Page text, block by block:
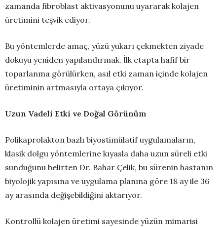
zamanda fibroblast aktivasyonunu uyararak kolajen
üretimini teşvik ediyor.
Bu yöntemlerde amaç, yüzü yukarı çekmekten ziyade
dokuyu yeniden yapılandırmak. İlk etapta hafif bir
toparlanma görülürken, asıl etki zaman içinde kolajen
üretiminin artmasıyla ortaya çıkıyor.
Uzun Vadeli Etki ve Doğal Görünüm
Polikaprolakton bazlı biyostimülatif uygulamaların,
klasik dolgu yöntemlerine kıyasla daha uzun süreli etki
sunduğunu belirten Dr. Bahar Çelik, bu sürenin hastanın
biyolojik yapısına ve uygulama planına göre 18 ay ile 36
ay arasında değişebildiğini aktarıyor.
Kontrollü kolajen üretimi sayesinde yüzün mimarisi